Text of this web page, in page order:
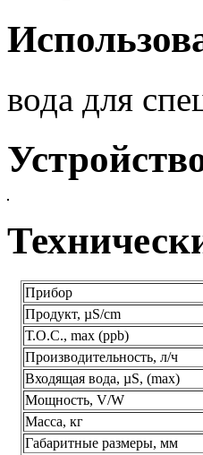
вода для
Прибор
Продукт, µS/cm
Т.О.С., max (ppb)
Производительность, л/ч
Входящая вода, µS, (max)
Мощность, V/W
Масса, кг
Габаритные размеры, мм